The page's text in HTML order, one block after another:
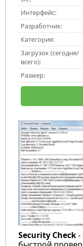
Интерфейс:
Разработчик:
Категория:
Загрузок (сегодня/
всего):
Размер:
Security Check-